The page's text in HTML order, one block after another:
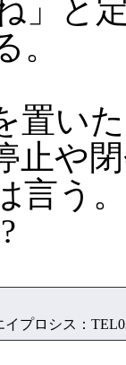
」と
。
置い
止や
言う
プロシス：